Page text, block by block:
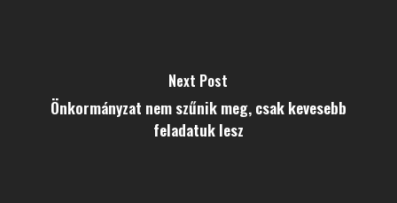
Next Post
Önkormányzat nem szűnik meg, csak kevesebb
feladatuk lesz